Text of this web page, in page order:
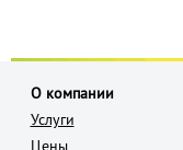
О компании
Услуги
Цены